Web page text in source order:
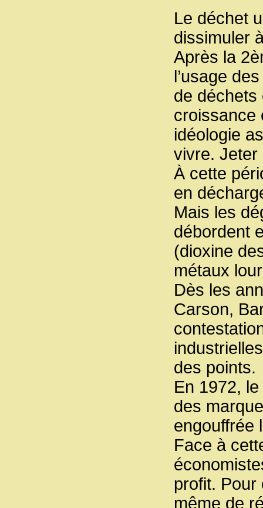
Le déchet
dissimuler
Après la
l’usage
de déchets
croissance
idéologie
vivre.
À cette
en
Mais les
débordent
(dioxine
métaux
Dès les
Carson,
des points.
En 1972,
des
engouffrée
Face à
profit.
même de